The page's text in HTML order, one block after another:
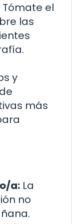
Tómate el
las
y
más
a: La
no